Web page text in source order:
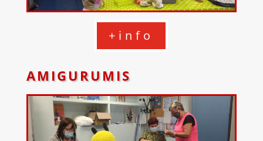
+info
AMIGURUMIS